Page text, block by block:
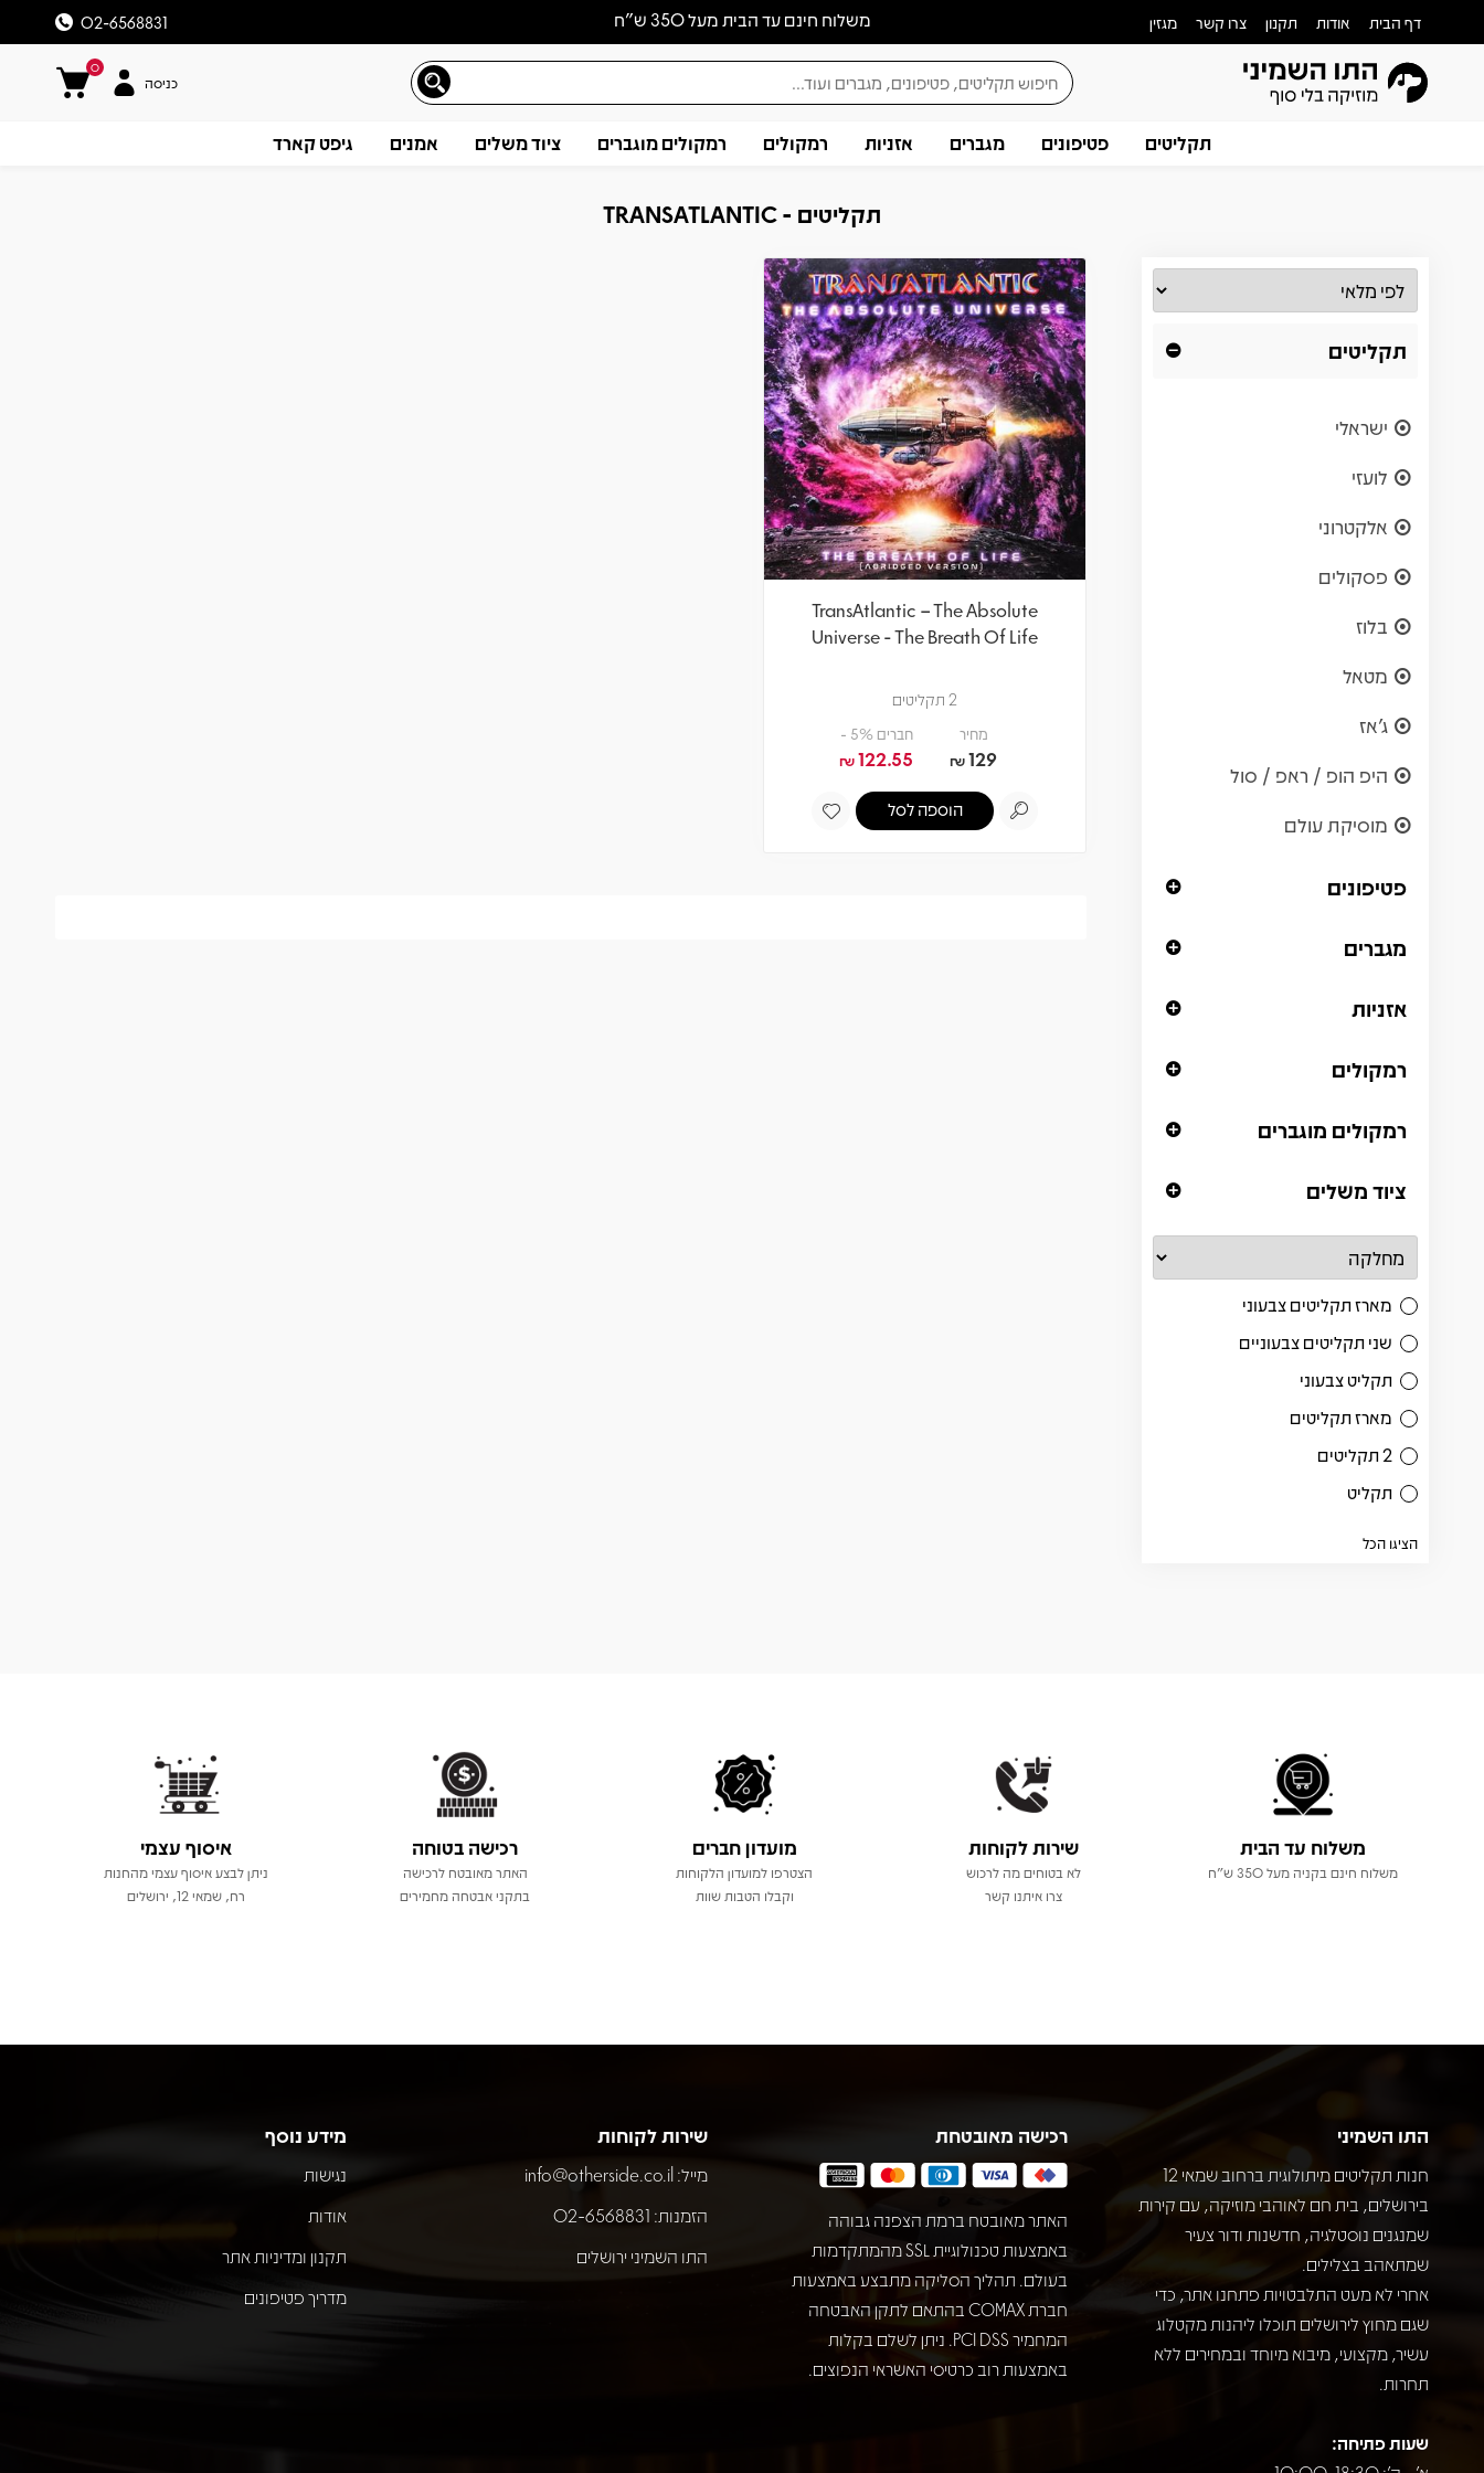
משלוח חינם עד הבית מעל 350 ש״ח דף הבית אודות תקנון צרו קשר מגזין 02-6568831
0
כניסה
תקליטים פטיפונים מגברים אזניות רמקולים רמקולים מוגברים ציוד משלים אמנים גיפט קארד
תקליטים - TRANSATLANTIC
תקליטים
ישראלי
לועזי
אלקטרוני
פסקולים
בלוז
מטאל
ג'אז
היפ הופ / ראפ / סול
מוסיקת עולם
פטיפונים
מגברים
אזניות
רמקולים
רמקולים מוגברים
ציוד משלים
מארז תקליטים צבעוני
שני תקליטים צבעוניים
תקליט צבעוני
מארז תקליטים
2 תקליטים
תקליט
הציגו הכל
TransAtlantic – The Absolute
Universe - The Breath Of Life
2 תקליטים
מחיר
129
₪
חברים 5% -
122.55
₪
הוספה לסל
משלוח עד הבית
משלוח חינם בקניה מעל 350 ש"ח
שירות לקוחות
לא בטוחים מה לרכוש
צרו איתנו קשר
מועדון חברים
הצטרפו למועדון הלקוחות
וקבלו הטבות שוות
רכישה בטוחה
האתר מאובטח לרכישה
בתקני אבטחה מחמירים
איסוף עצמי
ניתן לבצע איסוף עצמי מהחנות
רח, שמאי 12, ירושלים
התו השמיני
חנות תקליטים מיתולוגית ברחוב שמאי 12
בירושלים, בית חם לאוהבי מוזיקה, עם קירות
שמנגנים נוסטלגיה, חדשנות ודור צעיר
שמתאהב בצלילים.
אחרי לא מעט התלבטויות פתחנו אתר, כדי
שגם מחוץ לירושלים תוכלו ליהנות מקטלוג
עשיר, מקצועי, מיבוא מיוחד ובמחירים ללא
תחרות.
שעות פתיחה:
רכישה מאובטחת
האתר מאובטח ברמת הצפנה גבוהה
באמצעות טכנולוגיית SSL מהמתקדמות
בעולם. תהליך הסליקה מתבצע באמצעות
חברת COMAX בהתאם לתקן האבטחה
המחמיר PCI DSS. ניתן לשלם בקלות
באמצעות רוב כרטיסי האשראי הנפוצים.
שירות לקוחות
מייל: info@otherside.co.il
הזמנות: 02-6568831
התו השמיני ירושלים
מידע נוסף
נגישות
אודות
תקנון ומדיניות אתר
מדריך פטיפונים